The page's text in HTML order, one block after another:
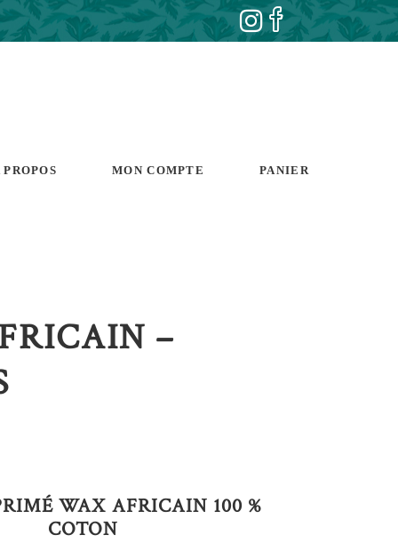
PROPOS MON COMPTE PANIER
–
WAX AFRICAIN 100 %
COTON